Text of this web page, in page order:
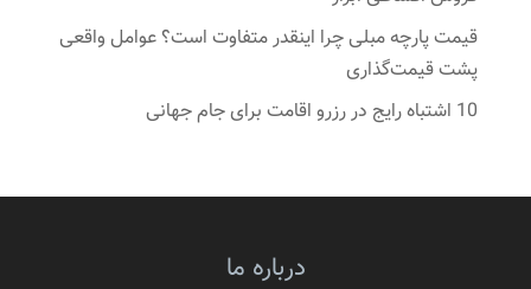
قیمت پارچه مبلی چرا اینقدر متفاوت است؟ عوامل واقعی
پشت قیمت‌گذاری
10 اشتباه رایج در رزرو اقامت برای جام جهانی
درباره ما